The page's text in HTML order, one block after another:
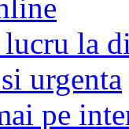
la
urgenta
pe